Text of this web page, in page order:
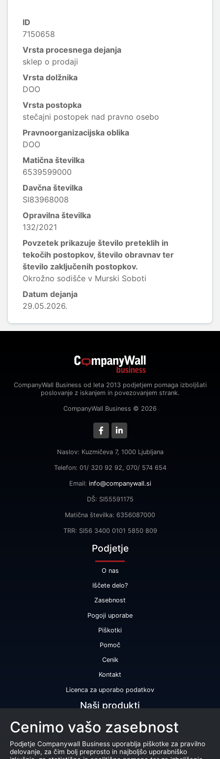
ID
7150658
Vrsta procesnega dejanja
sklep o prodaji
Vrsta dolžnika
DOO
Vrsta postopka
stečajni postopek nad pravno osebo
Pravnoorganizacijska oblika
DOO
Matična številka
6539599000
Davčna številka
SI83968008
Opravilna številka
132/2021
Povzetek prikazuje število preteklih in
tekočih postopkov, število obravnav ter
število zaključenih postopkov.
Okrožno sodišče v Murski Soboti
Datum dejanja
29.05.2026.
CompanyWall Business od leta 2013 podjetjem pomaga izboljšati
poslovanje z iskanjem in povezovanjem strank.
CompanyWall Business © 2026
Naslov: Kuzmičeva 7, 1000 Ljubljana
Telefon: 01/ 320 92 92, 070/ 574 654
Email: info@companywall.si
DŠ: SI55591175
Matična številka: 6356087000
TRR: SI56 3400 0101 5850 809
Podjetje
O nas
Iščete delo?
Zasebnost
Pogoji uporabe
Piškotki
Pomoč
Cenik
Kontakt
Licenca za uporabo podatkov
Naši produkti
Bonitetna ocena
Bonitetno poročilo
Certifikat bonitetne odličnosti
Cenimo vašo zasebnost
Podjetje Companywall Business uporablja piškotke za pravilno
delovanje, za čim bolj preprosto in najboljšo uporabniško